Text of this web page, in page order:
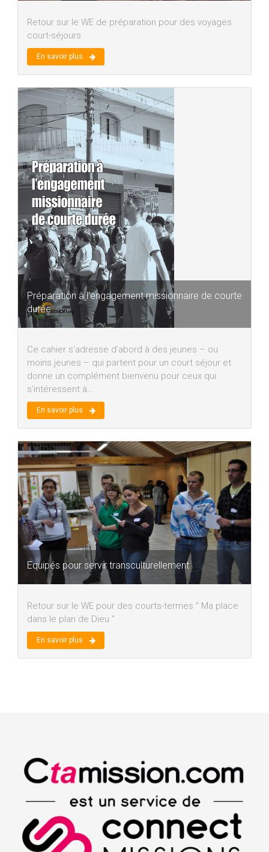
Retour sur le WE de préparation pour des voyages
court-séjours
En savoir plus
Préparation à l'engagement missionnaire de courte
durée
Ce cahier s’adresse d’abord à des jeunes – ou
moins jeunes – qui partent pour un court séjour et
donne un complément bienvenu pour ceux qui
s’intéressent à…
En savoir plus
Equipés pour servir transculturellement
Retour sur le WE pour des courts-termes " Ma place
dans le plan de Dieu "
En savoir plus